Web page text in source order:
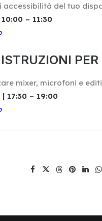
accessibilità del tuo
– 11:30
mixer, microfoni e
17:30 – 19:00